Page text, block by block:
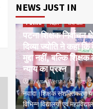
NEWS JUST IN
Patna बिहार राजनीति
पटना शिक्षक निर्वाचन
दिव्या ज्योति ने कहा
मुद्दा नहीं, बल्कि
न्याय का प्रश्न
By Amrit Versha August
नवादा।शिक्षक सशक्तिकरण
विभिन्न विद्यालयों एवं